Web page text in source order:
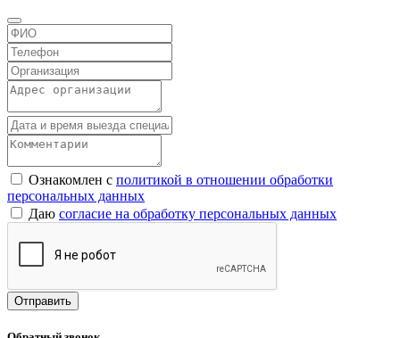
Ознакомлен с политикой в отношении обработки
персональных данных
Даю согласие на обработку персональных данных